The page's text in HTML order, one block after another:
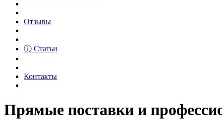
Отзывы
ⓘ Статьи
Контакты
Прямые поставки и